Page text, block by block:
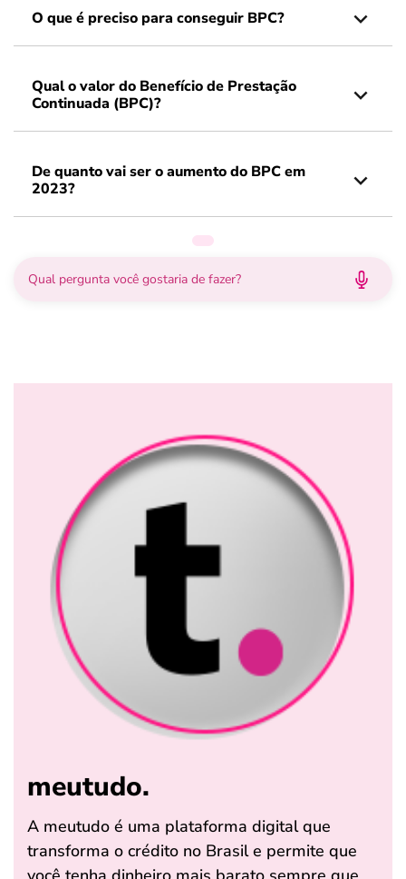
O que é preciso para conseguir BPC?
Qual o valor do Benefício de Prestação
Continuada (BPC)?
De quanto vai ser o aumento do BPC em
2023?
meutudo.
A meutudo é uma plataforma digital que
transforma o crédito no Brasil e permite que